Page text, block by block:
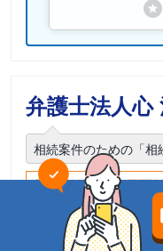
弁護士法人心
相続案件のための「相
電話相談可能 初回面談
18時以降面談可能